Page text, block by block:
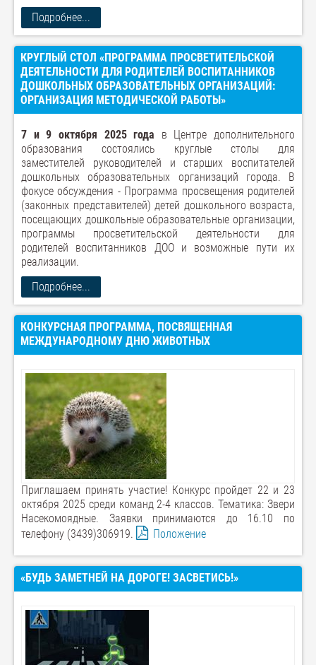
Подробнее...
КРУГЛЫЙ СТОЛ «ПРОГРАММА ПРОСВЕТИТЕЛЬСКОЙ
ДЕЯТЕЛЬНОСТИ ДЛЯ РОДИТЕЛЕЙ ВОСПИТАННИКОВ
ДОШКОЛЬНЫХ ОБРАЗОВАТЕЛЬНЫХ ОРГАНИЗАЦИЙ:
ОРГАНИЗАЦИЯ МЕТОДИЧЕСКОЙ РАБОТЫ»
7 и 9 октября 2025 года в Центре дополнительного
образования состоялись круглые столы для
заместителей руководителей и старших воспитателей
дошкольных образовательных организаций города. В
фокусе обсуждения - Программа просвещения родителей
(законных представителей) детей дошкольного возраста,
посещающих дошкольные образовательные организации,
программы просветительской деятельности для
родителей воспитанников ДОО и возможные пути их
реализации.
Подробнее...
КОНКУРСНАЯ ПРОГРАММА, ПОСВЯЩЕННАЯ
МЕЖДУНАРОДНОМУ ДНЮ ЖИВОТНЫХ
Приглашаем принять участие! Конкурс пройдет 22 и 23
октября 2025 среди команд 2-4 классов. Тематика: Звери
Насекомоядные. Заявки принимаются до 16.10 по
телефону (3439)306919.
Положение
«БУДЬ ЗАМЕТНЕЙ НА ДОРОГЕ! ЗАСВЕТИСЬ!»